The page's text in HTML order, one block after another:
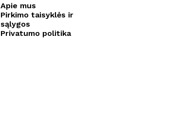
Apie mus
Pirkimo taisyklės ir
sąlygos
Privatumo politika